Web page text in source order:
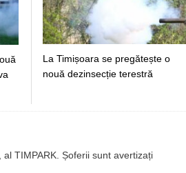
La Timișoara se pregătește o
nouă dezinsecție terestră
TIMPARK. Șoferii sunt avertizați